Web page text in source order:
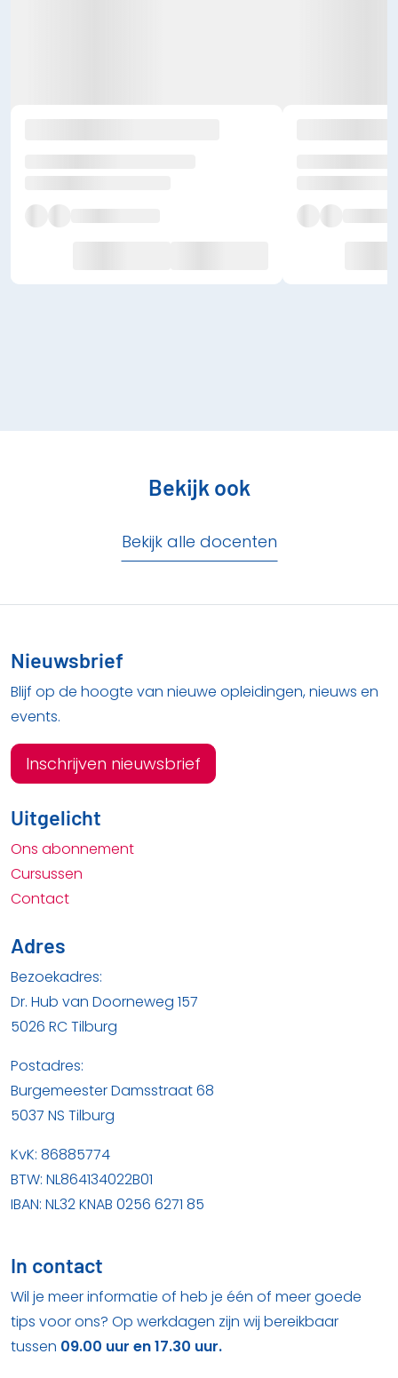
Bekijk ook
Bekijk alle docenten
Nieuwsbrief
Blijf op de hoogte van nieuwe opleidingen, nieuws en
events.
Inschrijven nieuwsbrief
Uitgelicht
Ons abonnement
Cursussen
Contact
Adres
Bezoekadres:
Dr. Hub van Doorneweg 157
5026 RC Tilburg
Postadres:
Burgemeester Damsstraat 68
5037 NS Tilburg
KvK: 86885774
BTW: NL864134022B01
IBAN: NL32 KNAB 0256 6271 85
In contact
Wil je meer informatie of heb je één of meer goede
tips voor ons? Op werkdagen zijn wij bereikbaar
tussen 09.00 uur en 17.30 uur.